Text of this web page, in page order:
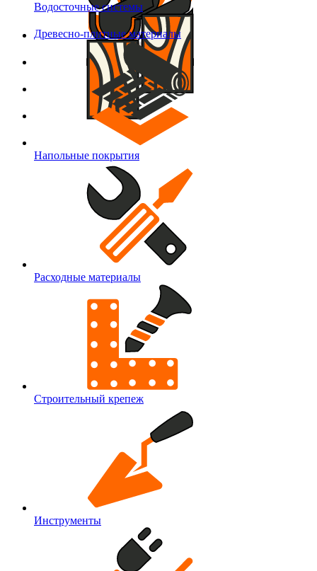
Водосточные системы
Древесно-плитные материалы
Напольные покрытия
Расходные материалы
Строительный крепеж
Инструменты